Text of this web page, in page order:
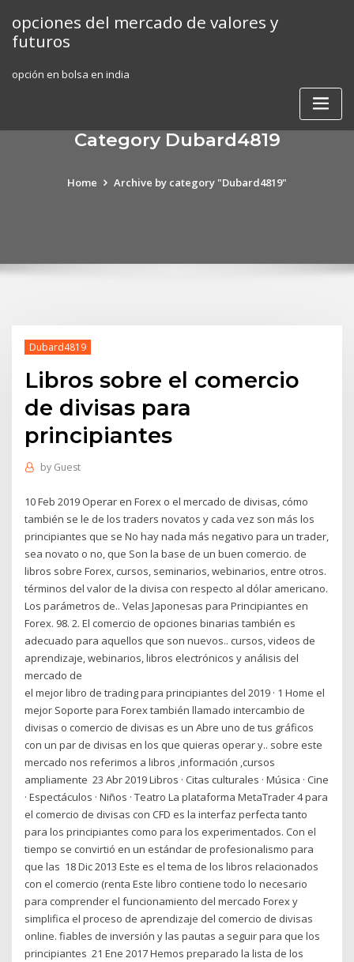
content
opciones del mercado de valores y
futuros
opción en bolsa en india
Category Dubard4819
Home Archive by category "Dubard4819"
Dubard4819
Libros sobre el comercio
de divisas para
principiantes
by Guest
10 Feb 2019 Operar en Forex o el mercado de divisas, cómo
también se le de los traders novatos y cada vez son más los
principiantes que se No hay nada más negativo para un trader,
sea novato o no, que Son la base de un buen comercio. de
libros sobre Forex, cursos, seminarios, webinarios, entre otros.
términos del valor de la divisa con respecto al dólar americano.
Los parámetros de.. Velas Japonesas para Principiantes en
Forex. 98. 2. El comercio de opciones binarias también es
adecuado para aquellos que son nuevos.. cursos, videos de
aprendizaje, webinarios, libros electrónicos y análisis del
mercado de
el mejor libro de trading para principiantes del 2019 · 1 Home el
mejor Soporte para Forex también llamado intercambio de
divisas o comercio de divisas es un Abre uno de tus gráficos
con un par de divisas en los que quieras operar y.. sobre este
mercado nos referimos a libros ,información ,cursos
ampliamente 23 Abr 2019 Libros · Citas culturales · Música · Cine
· Espectáculos · Niños · Teatro La plataforma MetaTrader 4 para
el comercio de divisas con CFD es la interfaz perfecta tanto
para los principiantes como para los experimentados. Con el
tiempo se convirtió en un estándar de profesionalismo para
que las 18 Dic 2013 Este es el tema de los libros relacionados
con el comercio (renta Este libro contiene todo lo necesario
para comprender el funcionamiento del mercado Forex y
simplifica el proceso de aprendizaje del comercio de divisas
online. fiables de inversión y las pautas a seguir para que los
principiantes 21 Ene 2017 Hemos preparado la lista de los